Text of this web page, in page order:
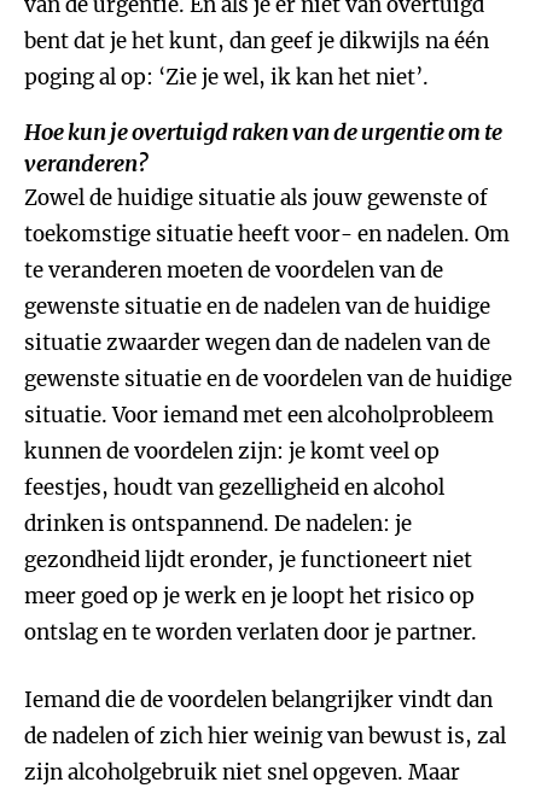
bent dat je het kunt, dan geef je dikwijls na één
poging al op: ‘Zie je wel, ik kan het niet’.
Hoe kun je overtuigd raken van de urgentie om te
veranderen?
Zowel de huidige situatie als jouw gewenste of
toekomstige situatie heeft voor- en nadelen. Om
te veranderen moeten de voordelen van de
gewenste situatie en de nadelen van de huidige
situatie zwaarder wegen dan de nadelen van de
gewenste situatie en de voordelen van de huidige
situatie. Voor iemand met een alcoholprobleem
kunnen de voordelen zijn: je komt veel op
feestjes, houdt van gezelligheid en alcohol
drinken is ontspannend. De nadelen: je
gezondheid lijdt eronder, je functioneert niet
meer goed op je werk en je loopt het risico op
ontslag en te worden verlaten door je partner.
Iemand die de voordelen belangrijker vindt dan
de nadelen of zich hier weinig van bewust is, zal
zijn alcoholgebruik niet snel opgeven. Maar